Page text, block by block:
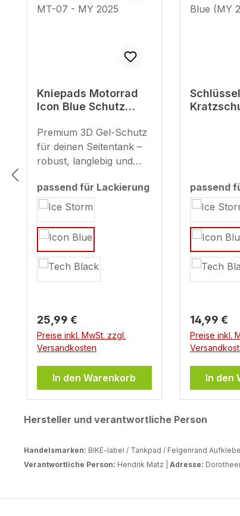
Kniepads Motorrad
Icon Blue Schutz
Yamaha MT-07 - MY
2025
Premium 3D Gel-Schutz
für deinen Seitentank –
robust, langlebig und
Seitentankpads schützen
deinen Lack effektiv vor
Abnutzung, wie sie
Reißverschlüsse, Hosen
herkömmliche
Folienaufkleber
bestehen unsere Pads
Gelmaterial mit
integriertem UV-Schutz,
sodass die Farben lange
strahlend bleiben. Sie
wasserfest und extrem
langlebig. Die starke
passend für Lackierung
auswählen
Regulärer Preis:
25,99 €
Preise inkl. MwSt. zzgl.
Versandkosten
In den Warenkorb
Schlüssel
passend
Regulärer
14,99 €
Preise inkl.
In den
Hersteller und verantwortliche Person
Handelsmarken: BIKE-label / Tankpad / Felgenrand
Verantwortliche Person: Hendrik Matz | Adresse: